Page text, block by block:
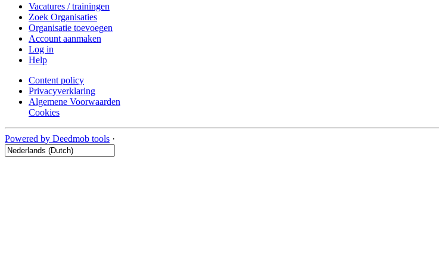
Vacatures / trainingen
Zoek Organisaties
Organisatie toevoegen
Account aanmaken
Log in
Help
Content policy
Privacyverklaring
Algemene Voorwaarden
Cookies
Powered by Deedmob tools ·